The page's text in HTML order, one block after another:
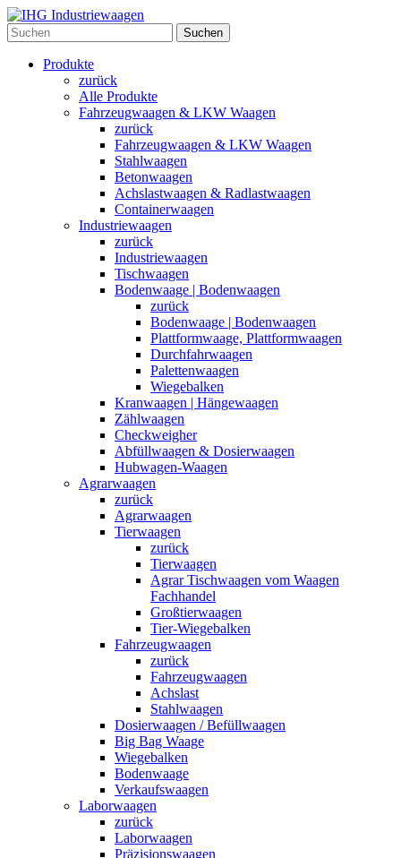
Suchen
Produkte
zurück
Alle Produkte
Fahrzeugwaagen & LKW Waagen
zurück
Fahrzeugwaagen & LKW Waagen
Stahlwaagen
Betonwaagen
Achslastwaagen & Radlastwaagen
Containerwaagen
Industriewaagen
zurück
Industriewaagen
Tischwaagen
Bodenwaage | Bodenwaagen
zurück
Bodenwaage | Bodenwaagen
Plattformwaage, Plattformwaagen
Durchfahrwaagen
Palettenwaagen
Wiegebalken
Kranwaagen | Hängewaagen
Zählwaagen
Checkweigher
Abfüllwaagen & Dosierwaagen
Hubwagen-Waagen
Agrarwaagen
zurück
Agrarwaagen
Tierwaagen
zurück
Tierwaagen
Agrar Tischwaagen vom Waagen
Fachhandel
Großtierwaagen
Tier-Wiegebalken
Fahrzeugwaagen
zurück
Fahrzeugwaagen
Achslast
Stahlwaagen
Dosierwaagen / Befüllwaagen
Big Bag Waage
Wiegebalken
Bodenwaage
Verkaufswaagen
Laborwaagen
zurück
Laborwaagen
Präzisionswaagen